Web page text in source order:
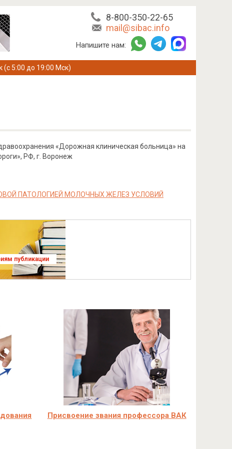
8-800-350-22-65
mail@sibac.info
Напишите нам:
(с 5:00 до 19:00 Мск)
«Дорожная клиническая больница» на
РФ, г. Воронеж
ПАТОЛОГИЕЙ МОЛОЧНЫХ ЖЕЛЕЗ УСЛОВИЙ
публикации
Присвоение звания профессора ВАК